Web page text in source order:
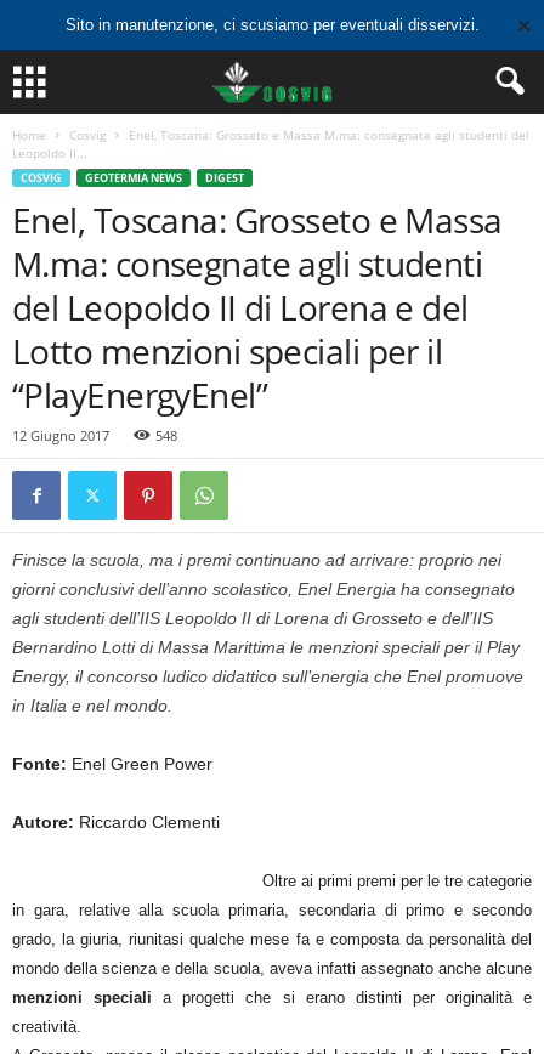
Sito in manutenzione, ci scusiamo per eventuali disservizi. ✕
Home Cosvig
Enel, Toscana: Grosseto e Massa M.ma: consegnate agli studenti del
Leopoldo II...
COSVIG GEOTERMIA NEWS DIGEST
Enel, Toscana: Grosseto e Massa
M.ma: consegnate agli studenti
del Leopoldo II di Lorena e del
Lotto menzioni speciali per il
“PlayEnergyEnel”
12 Giugno 2017 548
Finisce la scuola, ma i premi continuano ad arrivare: proprio nei
giorni conclusivi dell’anno scolastico, Enel Energia ha consegnato
agli studenti dell’IIS Leopoldo II di Lorena di Grosseto e dell’IIS
Bernardino Lotti di Massa Marittima le menzioni speciali per il Play
Energy, il concorso ludico didattico sull’energia che Enel promuove
in Italia e nel mondo.
Fonte: Enel Green Power
Autore: Riccardo Clementi
Oltre ai primi premi per le tre categorie
in gara, relative alla scuola primaria, secondaria di primo e secondo
grado, la giuria, riunitasi qualche mese fa e composta da personalità del
mondo della scienza e della scuola, aveva infatti assegnato anche alcune
menzioni speciali a progetti che si erano distinti per originalità e
creatività.